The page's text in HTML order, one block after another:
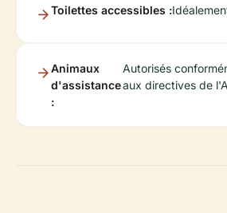
Toilettes accessibles :
Animaux
d'assistance
:
Autorisés
aux directives de